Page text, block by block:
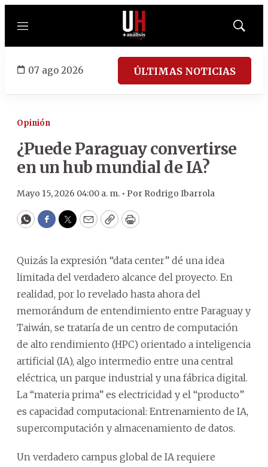
Menú
Mostrar
07 ago 2026 ÚLTIMAS NOTICIAS
Opinión
¿Puede Paraguay convertirse
en un hub mundial de IA?
Mayo 15, 2026 04:00 a. m. • Por Rodrigo Ibarrola
WhatsApp
Facebook
Twitter
EmailCopyPrint
Quizás la expresión “data center” dé una idea
limitada del verdadero alcance del proyecto. En
realidad, por lo revelado hasta ahora del
memorándum de entendimiento entre Paraguay y
Taiwán, se trataría de un centro de computación
de alto rendimiento (HPC) orientado a inteligencia
artificial (IA), algo intermedio entre una central
eléctrica, un parque industrial y una fábrica digital.
La “materia prima” es electricidad y el “producto”
es capacidad computacional: Entrenamiento de IA,
supercomputación y almacenamiento de datos.
Un verdadero campus global de IA requiere